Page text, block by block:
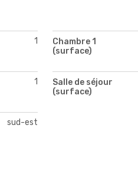
1
Chambre 1
(surface)
1
Salle de séjour
(surface)
sud-est